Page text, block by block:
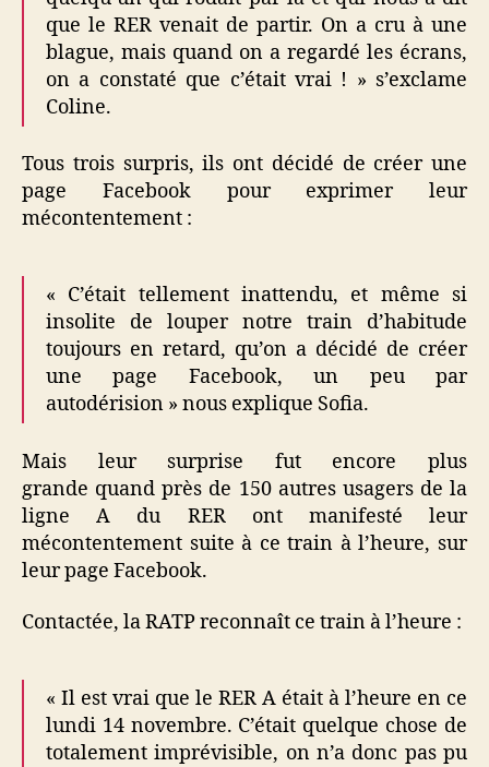
que le RER venait de partir. On a cru à une
blague, mais quand on a regardé les écrans,
on a constaté que c’était vrai ! » s’exclame
Coline.
Tous trois surpris, ils ont décidé de créer une
page Facebook pour exprimer leur
mécontentement :
« C’était tellement inattendu, et même si
insolite de louper notre train d’habitude
toujours en retard, qu’on a décidé de créer
une page Facebook, un peu par
autodérision » nous explique Sofia.
Mais leur surprise fut encore plus
grande quand près de 150 autres usagers de la
ligne A du RER ont manifesté leur
mécontentement suite à ce train à l’heure, sur
leur page Facebook.
Contactée, la RATP reconnaît ce train à l’heure :
« Il est vrai que le RER A était à l’heure en ce
lundi 14 novembre. C’était quelque chose de
totalement imprévisible, on n’a donc pas pu